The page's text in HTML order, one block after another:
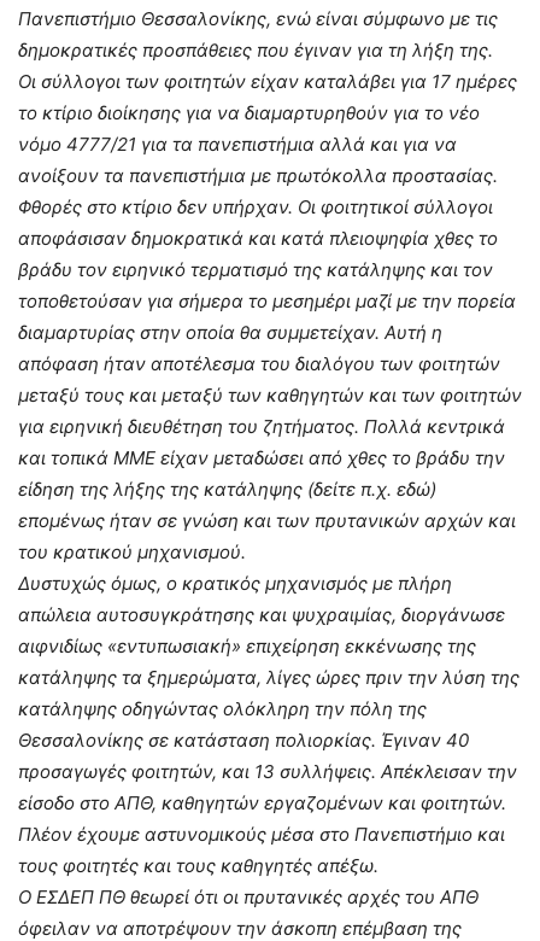
Πανεπιστήμιο Θεσσαλονίκης, ενώ είναι σύμφωνο με τις
δημοκρατικές προσπάθειες που έγιναν για τη λήξη της.
Οι σύλλογοι των φοιτητών είχαν καταλάβει για 17 ημέρες
το κτίριο διοίκησης για να διαμαρτυρηθούν για το νέο
νόμο 4777/21 για τα πανεπιστήμια αλλά και για να
ανοίξουν τα πανεπιστήμια με πρωτόκολλα προστασίας.
Φθορές στο κτίριο δεν υπήρχαν. Οι φοιτητικοί σύλλογοι
αποφάσισαν δημοκρατικά και κατά πλειοψηφία χθες το
βράδυ τον ειρηνικό τερματισμό της κατάληψης και τον
τοποθετούσαν για σήμερα το μεσημέρι μαζί με την πορεία
διαμαρτυρίας στην οποία θα συμμετείχαν. Αυτή η
απόφαση ήταν αποτέλεσμα του διαλόγου των φοιτητών
μεταξύ τους και μεταξύ των καθηγητών και των φοιτητών
για ειρηνική διευθέτηση του ζητήματος. Πολλά κεντρικά
και τοπικά ΜΜΕ είχαν μεταδώσει από χθες το βράδυ την
είδηση της λήξης της κατάληψης (δείτε π.χ. εδώ)
επομένως ήταν σε γνώση και των πρυτανικών αρχών και
του κρατικού μηχανισμού.
Δυστυχώς όμως, ο κρατικός μηχανισμός με πλήρη
απώλεια αυτοσυγκράτησης και ψυχραιμίας, διοργάνωσε
αιφνιδίως «εντυπωσιακή» επιχείρηση εκκένωσης της
κατάληψης τα ξημερώματα, λίγες ώρες πριν την λύση της
κατάληψης οδηγώντας ολόκληρη την πόλη της
Θεσσαλονίκης σε κατάσταση πολιορκίας. Έγιναν 40
προσαγωγές φοιτητών, και 13 συλλήψεις. Απέκλεισαν την
είσοδο στο ΑΠΘ, καθηγητών εργαζομένων και φοιτητών.
Πλέον έχουμε αστυνομικούς μέσα στο Πανεπιστήμιο και
τους φοιτητές και τους καθηγητές απέξω.
Ο ΕΣΔΕΠ ΠΘ θεωρεί ότι οι πρυτανικές αρχές του ΑΠΘ
όφειλαν να αποτρέψουν την άσκοπη επέμβαση της